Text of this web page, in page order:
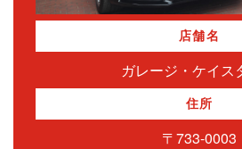
店舗名
ガレージ・ケイス
住所
〒733-0003